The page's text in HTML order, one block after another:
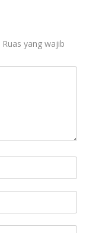
Ruas yang wajib